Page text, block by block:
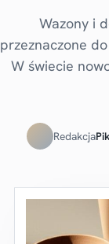
Wazony i
przeznaczone
W świecie
Redakcja